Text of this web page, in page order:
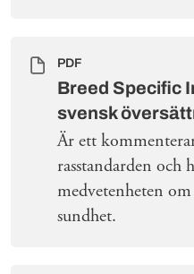
PDF
Breed Specific
svensk
Är ett
rasstandarden och
medvetenheten
sundhet.